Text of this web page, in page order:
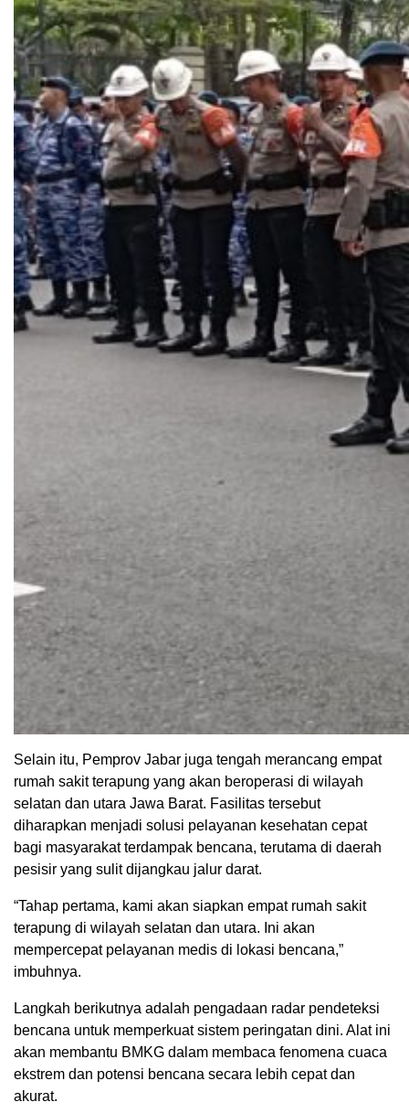
Selain itu, Pemprov Jabar juga tengah merancang empat
rumah sakit terapung yang akan beroperasi di wilayah
selatan dan utara Jawa Barat. Fasilitas tersebut
diharapkan menjadi solusi pelayanan kesehatan cepat
bagi masyarakat terdampak bencana, terutama di daerah
pesisir yang sulit dijangkau jalur darat.
“Tahap pertama, kami akan siapkan empat rumah sakit
terapung di wilayah selatan dan utara. Ini akan
mempercepat pelayanan medis di lokasi bencana,”
imbuhnya.
Langkah berikutnya adalah pengadaan radar pendeteksi
bencana untuk memperkuat sistem peringatan dini. Alat ini
akan membantu BMKG dalam membaca fenomena cuaca
ekstrem dan potensi bencana secara lebih cepat dan
akurat.